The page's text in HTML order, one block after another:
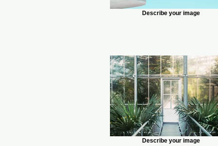
Describe your image
Describe your image